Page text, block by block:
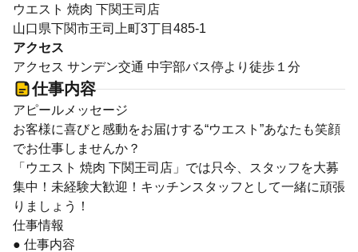
ウエスト 焼肉 下関王司店
山口県下関市王司上町3丁目485-1
アクセス
アクセス サンデン交通 中宇部バス停より徒歩１分
仕事内容
アピールメッセージ
お客様に喜びと感動をお届けする“ウエスト”あなたも笑顔
でお仕事しませんか？
「ウエスト 焼肉 下関王司店」では只今、スタッフを大募
集中！未経験大歓迎！キッチンスタッフとして一緒に頑張
りましょう！
仕事情報
● 仕事内容